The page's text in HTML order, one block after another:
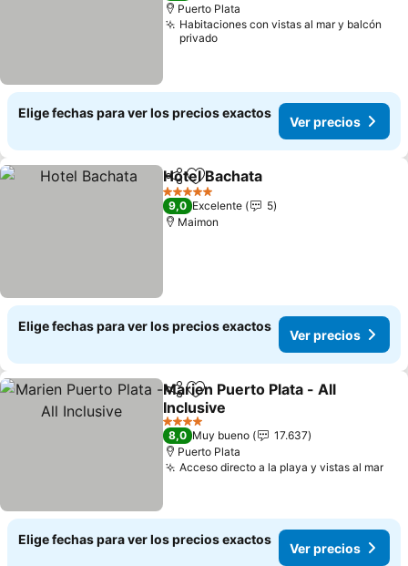
Puerto Plata
Habitaciones con vistas al mar y balcón
privado
Elige fechas para ver los precios exactos
Ver precios
CompartirAgregar a favoritos
Hotel Bachata
5 Estrellas
9,0 Excelente
5
Maimon
Elige fechas para ver los precios exactos
Ver precios
CompartirAgregar a favoritos
Marien Puerto Plata - All
Inclusive
4 Estrellas
8,0 Muy bueno
17.637
Puerto Plata
Acceso directo a la playa y vistas al mar
Elige fechas para ver los precios exactos
Ver precios